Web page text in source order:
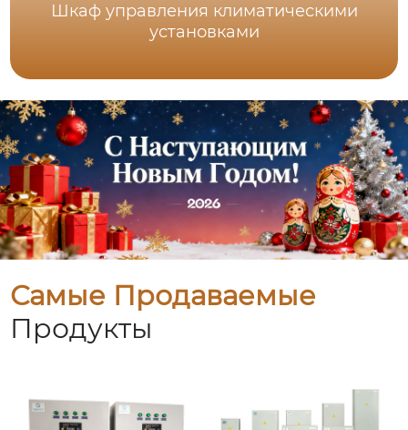
Шкаф управления климатическими
установками
Самые Продаваемые
Продукты